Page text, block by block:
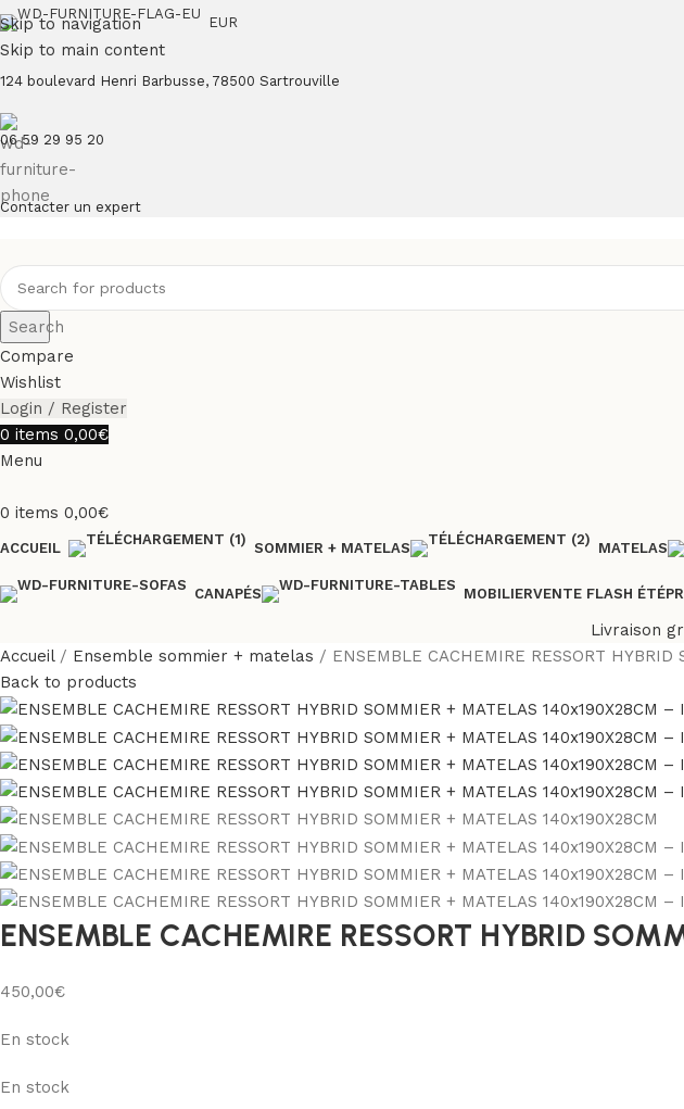
Skip to navigation
Skip to main content
EUR
124 boulevard Henri Barbusse, 78500 Sartrouville
06 59 29 95 20
Contacter un expert
Search
Compare
Wishlist
Login / Register
0 items 0,00€
Menu
0 items 0,00€
ACCUEIL SOMMIER + MATELAS MATELAS
CANAPÉS MOBILIERVENTE FLASH ÉTÉ
Livraison
Accueil
Ensemble sommier + matelas
ENSEMBLE CACHEMIRE RESSORT HYBRID
Back to products
ENSEMBLE CACHEMIRE RESSORT HYBRID
450,00€
En stock
En stock